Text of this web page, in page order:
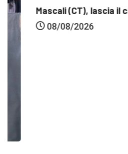
Mascali (CT), lascia il cane
08/08/2026